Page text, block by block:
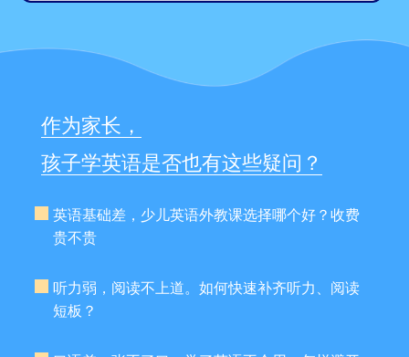
作为家长，
孩子学英语是否也有这些疑问？
英语基础差，少儿英语外教课选择哪个好？收费
贵不贵
听力弱，阅读不上道。如何快速补齐听力、阅读
短板？